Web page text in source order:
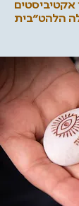
אקטיביסטים
הלהט״בית